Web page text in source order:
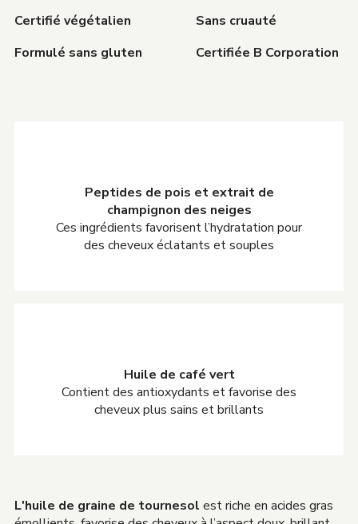
Certifié végétalien
Sans cruauté
Formulé sans gluten
Certifiée B Corporation
Peptides de pois et extrait de
champignon des neiges
Ces ingrédients favorisent l’hydratation pour
des cheveux éclatants et souples
Huile de café vert
Contient des antioxydants et favorise des
cheveux plus sains et brillants
L'huile de graine de tournesol est riche en acides gras